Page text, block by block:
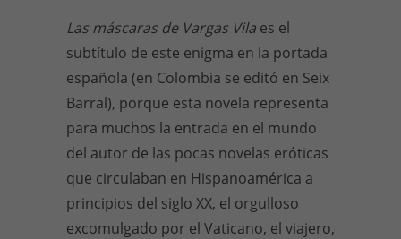
Las máscaras de Vargas Vila es el
subtítulo de este enigma en la portada
española (en Colombia se editó en Seix
Barral), porque esta novela representa
para muchos la entrada en el mundo
del autor de las pocas novelas eróticas
que circulaban en Hispanoamérica a
principios del siglo XX, el orgulloso
excomulgado por el Vaticano, el viajero,